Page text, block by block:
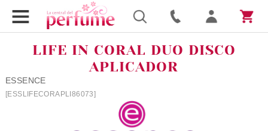
LIFE IN CORAL DUO DISCO
APLICADOR
ESSENCE
[ESSLIFECORAPLI86073]